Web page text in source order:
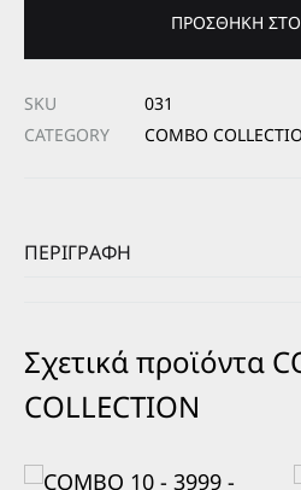
ΠΡΟΣΘΉΚΗ
SKU
031
CATEGORY
COMBO
ΠΕΡΙΓΡΑΦΉ
Σχετικά προϊόντα
COLLECTION